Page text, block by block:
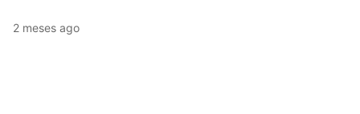
2 meses ago